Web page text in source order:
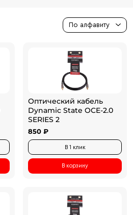
По алфавиту
Оптический кабель
Dynamic State OCE-2.0
SERIES 2
850 ₽
В 1 клик
В корзину